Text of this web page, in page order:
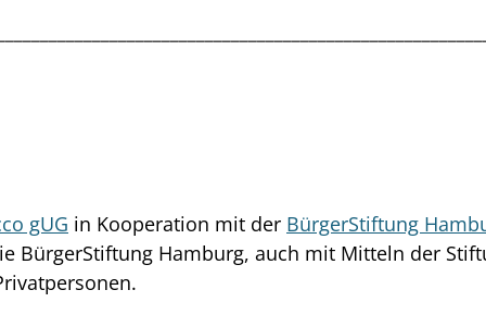
gUG in Kooperation mit der BürgerStiftung
BürgerStiftung Hamburg, auch mit Mitteln der